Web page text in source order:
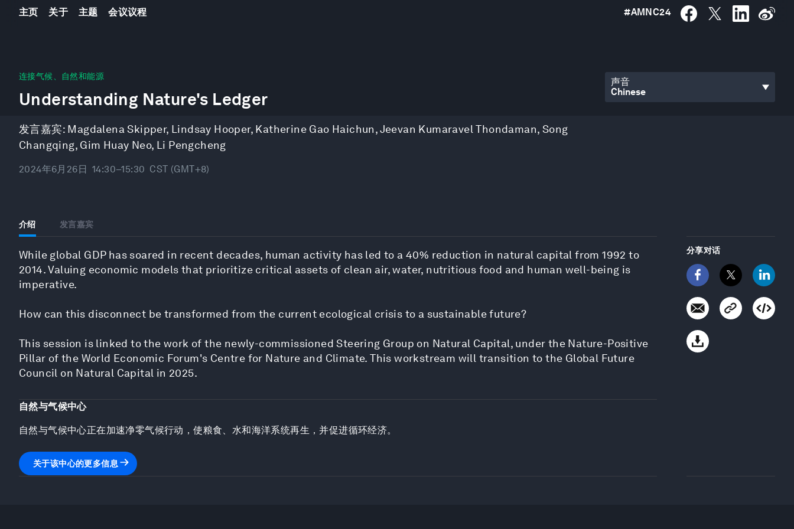
主页 关于 主题 会议议程 #AMNC24
连接气候、自然和能源
Understanding Nature's Ledger
发言嘉宾: Magdalena Skipper, Lindsay Hooper, Katherine Gao Haichun,Jeevan Kumaravel Thondaman, Song
Changqing, Gim Huay Neo, Li Pengcheng
2024年6月26日 14:30–15:30 CST (GMT+8)
声音
介绍 发言嘉宾
While global GDP has soared in recent decades, human activity has led to a 40% reduction in natural capital from 1992 to
2014. Valuing economic models that prioritize critical assets of clean air, water, nutritious food and human well-being is
imperative.
How can this disconnect be transformed from the current ecological crisis to a sustainable future?
This session is linked to the work of the newly-commissioned Steering Group on Natural Capital, under the Nature-Positive
Pillar of the World Economic Forum's Centre for Nature and Climate. This workstream will transition to the Global Future
Council on Natural Capital in 2025.
自然与气候中心
自然与气候中心正在加速净零气候行动，使粮食、水和海洋系统再生，并促进循环经济。
关于该中心的更多信息
分享对话
seconds
1
hour,
minutes,
50
secondsVolume
90%